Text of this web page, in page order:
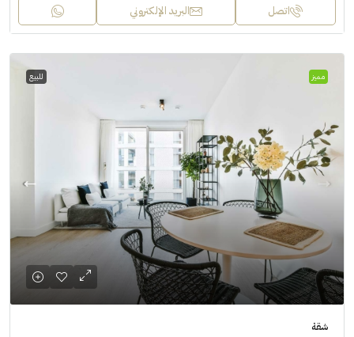
اتصل البريد الإلكتروني
مميز للبيع
شقة